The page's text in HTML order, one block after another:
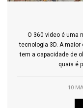
O 360 video é uma
tecnologia 3D. A
tem a capacidade de
quais é
10